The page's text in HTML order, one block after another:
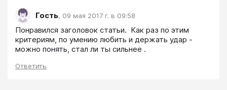
Гость, 09 мая 2017 г. в 09:58
Понравился заголовок статьи.  Как раз по этим
критериям, по умению любить и держать удар -
можно понять, стал ли ты сильнее .
Ответить